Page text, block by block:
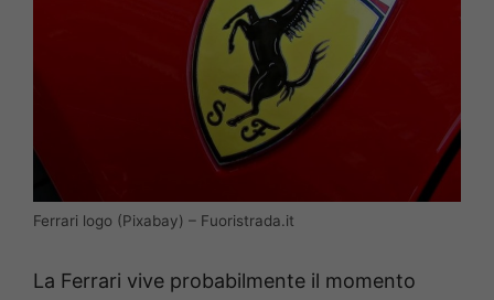
Ferrari logo (Pixabay) – Fuoristrada.it
La Ferrari vive probabilmente il momento